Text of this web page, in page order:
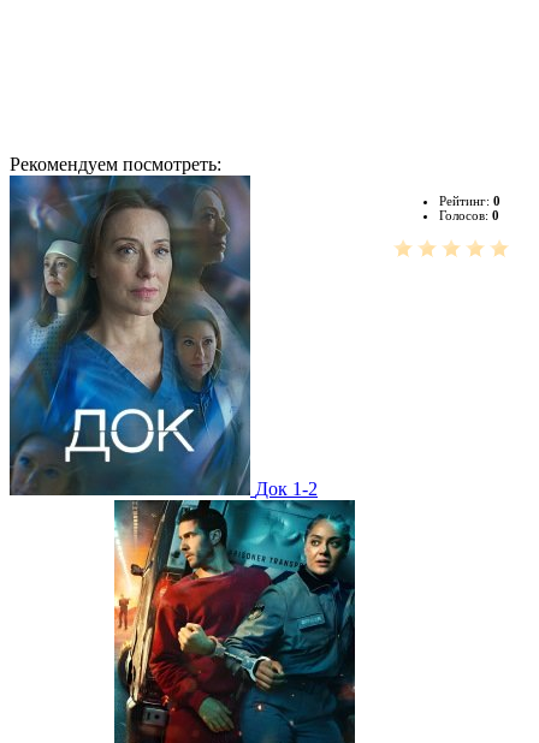
Рекомендуем посмотреть:
Рейтинг: 0
Голосов: 0
Док 1-2